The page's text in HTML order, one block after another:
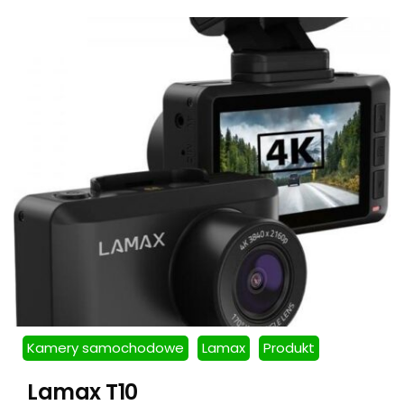
Kamery samochodowe Lamax Produkt
Lamax T10